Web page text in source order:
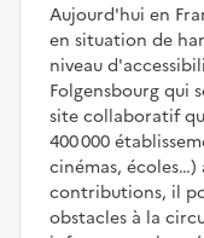
Aujourd'hui en
en situation de
niveau
Folgensbourg qui
site collaboratif
400 000
cinémas,
contributions, il
obstacles à la